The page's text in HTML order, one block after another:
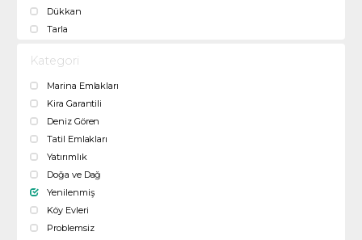
Dükkan
Tarla
Kategori
Marina Emlakları
Kira Garantili
Deniz Gören
Tatil Emlakları
Yatırımlık
Doğa ve Dağ
Yenilenmiş
Köy Evleri
Problemsiz